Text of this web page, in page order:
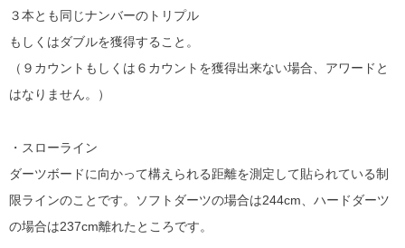
３本とも同じナンバーのトリプル
もしくはダブルを獲得すること。
（９カウントもしくは６カウントを獲得出来ない場合、アワードと
はなりません。）
・スローライン
ダーツボードに向かって構えられる距離を測定して貼られている制
限ラインのことです。ソフトダーツの場合は244cm、ハードダーツ
の場合は237cm離れたところです。